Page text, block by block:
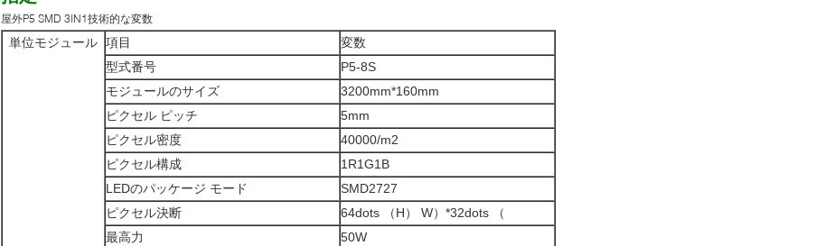
屋外P5 SMD 3IN1技術的な変数
単位モジュール 項目
変数
型式番号
P5-8S
モジュールのサイズ
3200mm*160mm
ピクセル ピッチ
5mm
ピクセル密度
40000/m2
ピクセル構成
1R1G1B
LEDのパッケージ モード
SMD2727
ピクセル決断
64dots （H） W）*32dots （
最高力
50W